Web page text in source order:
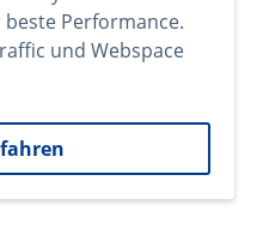
beste Performance.
und Webspace